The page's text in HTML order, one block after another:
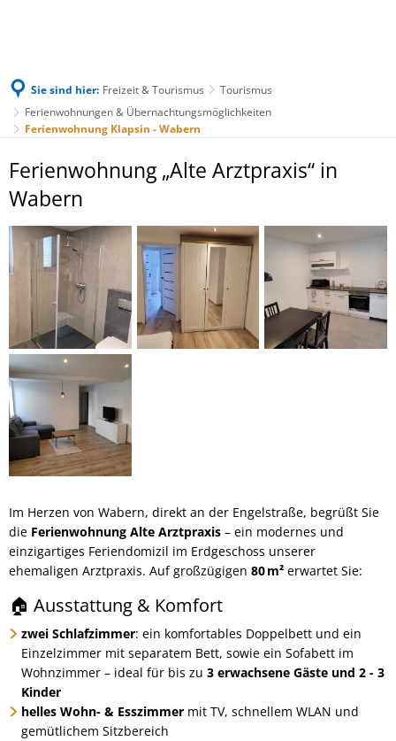
Sie sind hier: Freizeit & Tourismus
Tourismus
Ferienwohnungen & Übernachtungsmöglichkeiten
Ferienwohnung Klapsin - Wabern
Ferienwohnung
Klapsin
Wabern
Ferienwohnung „Alte Arztpraxis“ in
Wabern
Im Herzen von Wabern, direkt an der Engelstraße, begrüßt Sie
die Ferienwohnung Alte Arztpraxis – ein modernes und
einzigartiges Feriendomizil im Erdgeschoss unserer
ehemaligen Arztpraxis. Auf großzügigen 80 m² erwartet Sie:
🏠 Ausstattung & Komfort
zwei Schlafzimmer: ein komfortables Doppelbett und ein
Einzelzimmer mit separatem Bett, sowie ein Sofa­bett im
Wohnzimmer – ideal für bis zu 3 erwachsene Gäste und 2 - 3
Kinder
helles Wohn- & Esszimmermit TV, schnellem WLAN und
gemütlichem Sitzbereich